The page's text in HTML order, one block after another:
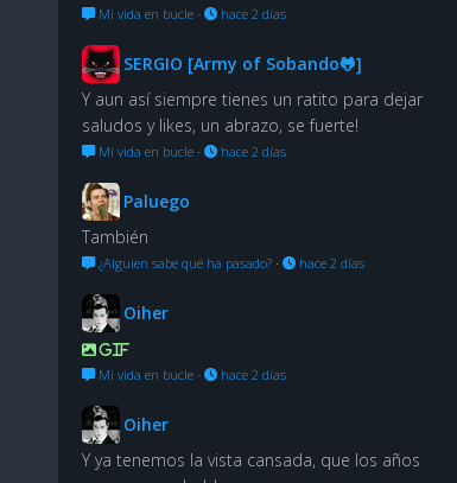
Mi vida en bucle · hace 2 días
SERGIO [Army of Sobando🐸]
Y aun así siempre tienes un ratito para dejar
saludos y likes, un abrazo, se fuerte!
Mi vida en bucle · hace 2 días
Paluego
También
¿Alguien sabe qué ha pasado? · hace 2 días
Oiher
GIF
Mi vida en bucle · hace 2 días
Oiher
Y ya tenemos la vista cansada, que los años